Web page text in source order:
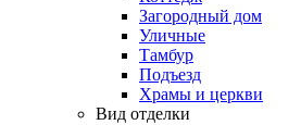
Загородный дом
Уличные
Тамбур
Подъезд
Храмы и церкви
Вид отделки